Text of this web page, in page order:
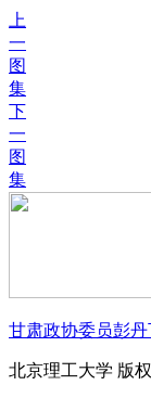
上
一
图
集
下
一
图
集
甘肃政协委员彭
北京理工大学 版